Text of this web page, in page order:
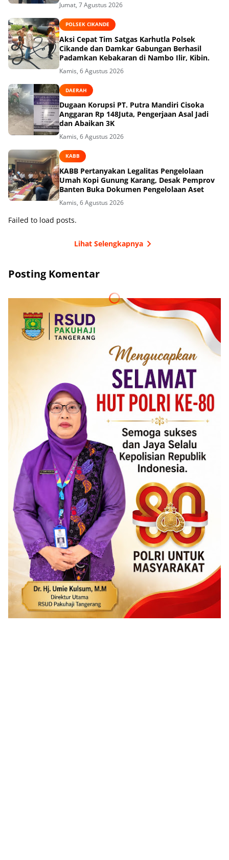
Jumat, 7 Agustus 2026
POLSEK CIKANDE
Aksi Cepat Tim Satgas Karhutla Polsek
Cikande dan Damkar Gabungan Berhasil
Padamkan Kebakaran di Nambo Ilir, Kibin.
Kamis, 6 Agustus 2026
DAERAH
Dugaan Korupsi PT. Putra Mandiri Cisoka
Anggaran Rp 148Juta, Pengerjaan Asal Jadi
dan Abaikan 3K
Kamis, 6 Agustus 2026
KABB
KABB Pertanyakan Legalitas Pengelolaan
Umah Kopi Gunung Karang, Desak Pemprov
Banten Buka Dokumen Pengelolaan Aset
Kamis, 6 Agustus 2026
Failed to load posts.
Lihat Selengkapnya
Posting Komentar